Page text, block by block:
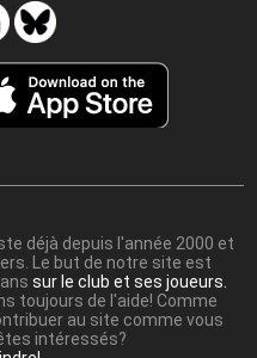
déjà depuis l'année 2000 et
Le but de notre site est
sur le club et ses joueurs.
toujours de l'aide! Comme
au site comme vous
intéressés?